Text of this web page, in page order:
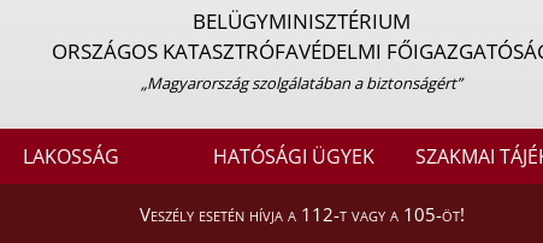
BELÜGYMINISZTÉRIUM
ORSZÁGOS KATASZTRÓFAVÉDELMI
„Magyarország szolgálatában a biztonságért”
LAKOSSÁG HATÓSÁGI ÜGYEK SZAKMAI
Veszély esetén hívja a 112-t vagy a 105-öt!